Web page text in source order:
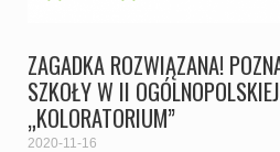
ZAGADKA ROZWIĄZANA!
SZKOŁY W II
„KOLORATORIUM”
2020-11-16